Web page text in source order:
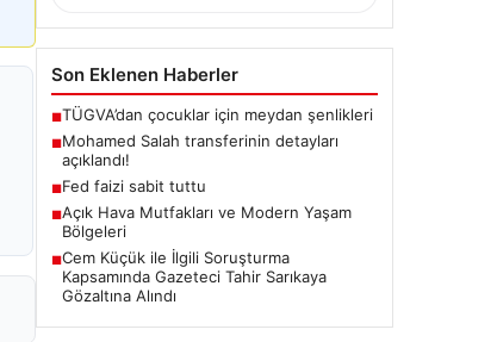
Son Eklenen Haberler
■TÜGVA’dan çocuklar için meydan şenlikleri
■Mohamed Salah transferinin detayları
açıklandı!
■Fed faizi sabit tuttu
■Açık Hava Mutfakları ve Modern Yaşam
Bölgeleri
■Cem Küçük ile İlgili Soruşturma
Kapsamında Gazeteci Tahir Sarıkaya
Gözaltına Alındı